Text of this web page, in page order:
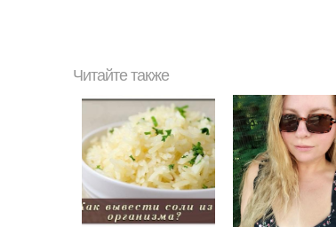
Читайте также